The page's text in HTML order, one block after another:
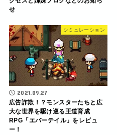
せ
シミュレーション
2021.09.27
広告詐欺！？モンスターたちと広
大な世界を駆け巡る王道育成
RPG「エバーテイル」をレビュ
ー！